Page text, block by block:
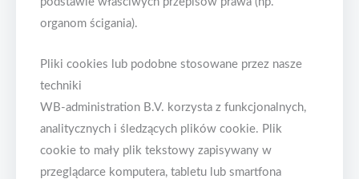
organom ścigania).
Pliki cookies lub podobne stosowane przez nasze
techniki
WB-administration B.V. korzysta z funkcjonalnych,
analitycznych i śledzących plików cookie. Plik
cookie to mały plik tekstowy zapisywany w
przeglądarce komputera, tabletu lub smartfona